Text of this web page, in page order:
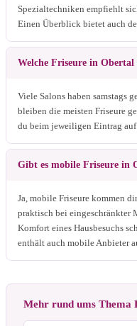
Spezialtechniken empfiehlt
Einen Überblick bietet auch
Welche Friseure in Obertal
Viele Salons haben samstags
bleiben die meisten Friseure
du beim jeweiligen Eintrag auf
Gibt es mobile Friseure in
Ja, mobile Friseure kommen
praktisch bei eingeschränkter
Komfort eines Hausbesuchs
enthält auch mobile Anbieter
Mehr rund ums Thema